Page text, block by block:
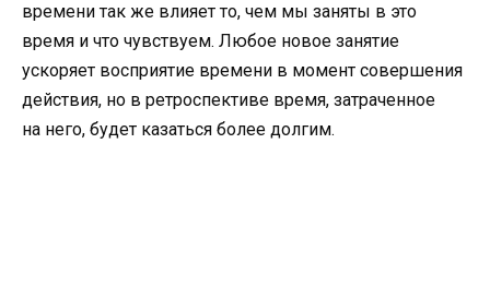
времени так же влияет то, чем мы заняты в это
время и что чувствуем. Любое новое занятие
ускоряет восприятие времени в момент совершения
действия, но в ретроспективе время, затраченное
на него, будет казаться более долгим.